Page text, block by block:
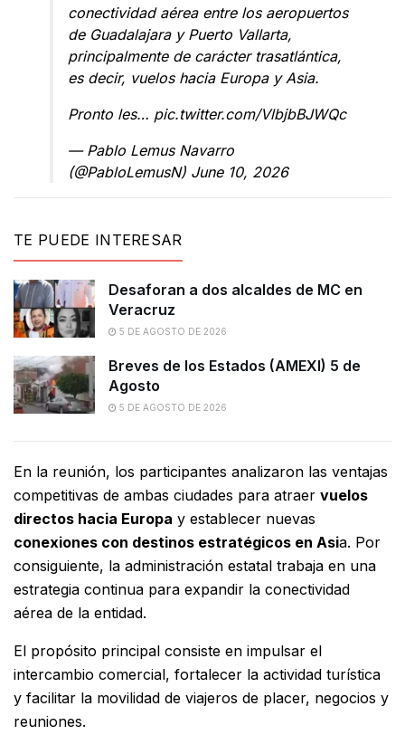
conectividad aérea entre los aeropuertos
de Guadalajara y Puerto Vallarta,
principalmente de carácter trasatlántica,
es decir, vuelos hacia Europa y Asia.
Pronto les… pic.twitter.com/VlbjbBJWQc
— Pablo Lemus Navarro
(@PabloLemusN) June 10, 2026
TE PUEDE INTERESAR
Desaforan a dos alcaldes de MC en
Veracruz
5 DE AGOSTO DE 2026
Breves de los Estados (AMEXI) 5 de
Agosto
5 DE AGOSTO DE 2026
En la reunión, los participantes analizaron las ventajas
competitivas de ambas ciudades para atraer vuelos
directos hacia Europa y establecer nuevas
conexiones con destinos estratégicos en Asia. Por
consiguiente, la administración estatal trabaja en una
estrategia continua para expandir la conectividad
aérea de la entidad.
El propósito principal consiste en impulsar el
intercambio comercial, fortalecer la actividad turística
y facilitar la movilidad de viajeros de placer, negocios y
reuniones.